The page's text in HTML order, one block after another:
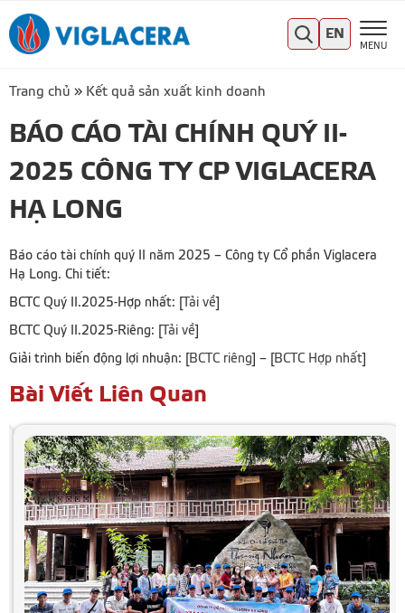
MENU
EN
Trang chủ » Kết quả sản xuất kinh doanh
BÁO CÁO TÀI CHÍNH QUÝ II-
2025 CÔNG TY CP VIGLACERA
HẠ LONG
Báo cáo tài chính quý II năm 2025 – Công ty Cổ phần Viglacera
Hạ Long. Chi tiết:
BCTC Quý II.2025-Hợp nhất: [Tải về]
BCTC Quý II.2025-Riêng: [Tải về]
Giải trình biến động lợi nhuận: [BCTC riêng] – [BCTC Hợp nhất]
Bài Viết Liên Quan